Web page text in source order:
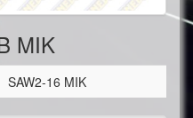
MIK
SAW2-16 MIK